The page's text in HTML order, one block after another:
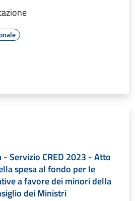
Servizio CRED 2023 - Atto
spesa al fondo per le
a favore dei minori della
dei Ministri